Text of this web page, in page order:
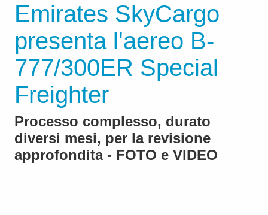
Emirates SkyCargo
presenta l'aereo B-
777/300ER Special
Freighter
Processo complesso, durato
diversi mesi, per la revisione
approfondita - FOTO e VIDEO